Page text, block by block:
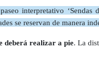
interpretativo
se reservan de manera
deberá realizar a pie. La